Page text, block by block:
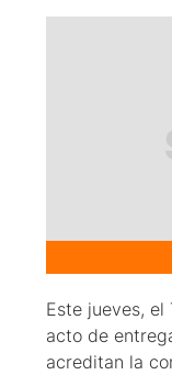
Este jueves,
acto de
acreditan la